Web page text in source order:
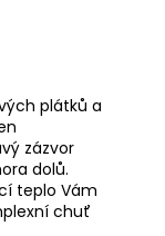
plátků a
zázvor
dolů.
teplo Vám
chuť